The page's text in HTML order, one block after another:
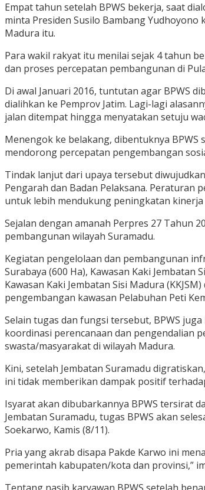
Empat tahun setelah BPWS bekerja, saat
minta Presiden Susilo Bambang
Madura itu.
Para wakil rakyat itu menilai sejak 4 tahun
dan proses percepatan pembangunan di
Di awal Januari 2016, tuntutan agar BPWS
dialihkan ke Pemprov Jatim. Lagi-lagi
jalan ditempat hingga menyatakan setuju
Menengok ke belakang, dibentuknya BPWS
mendorong percepatan pengembangan
Tindak lanjut dari upaya tersebut
Pengarah dan Badan Pelaksana. Peraturan
untuk lebih mendukung peningkatan kinerja
Sejalan dengan amanah Perpres 27 Tahun
pembangunan wilayah Suramadu.
Kegiatan pengelolaan dan pembangunan
Surabaya (600 Ha), Kawasan Kaki Jembatan
Kawasan Kaki Jembatan Sisi Madura
pengembangan kawasan Pelabuhan Peti
Selain tugas dan fungsi tersebut, BPWS
koordinasi perencanaan dan pengendalian
swasta/masyarakat di wilayah Madura.
Kini, setelah Jembatan Suramadu
ini tidak memberikan dampak positif
Isyarat akan dibubarkannya BPWS tersirat
Jembatan Suramadu, tugas BPWS akan
Soekarwo, Kamis (8/11).
Pria yang akrab disapa Pakde Karwo ini
pemerintah kabupaten/kota dan provinsi,”